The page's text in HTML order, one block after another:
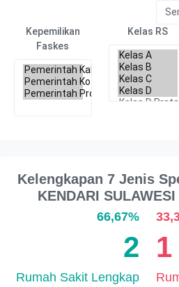
Kepemilikan
Faskes
Kelas RS
Kelengkapan 7 Jenis
KENDARI
66,67%
2
Rumah Sakit Lengkap
1